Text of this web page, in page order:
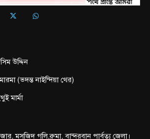
উদ্দিন
(ভদন্ত নাইন্দিয়া থের)
মার্মা
মসজিদ গলি,রুমা, বান্দরবান পার্বত্য জেলা।